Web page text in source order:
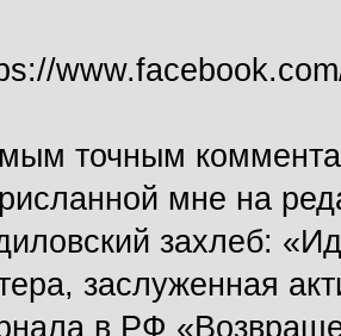
точным
мне на
захлеб:
заслуженная
в РФ